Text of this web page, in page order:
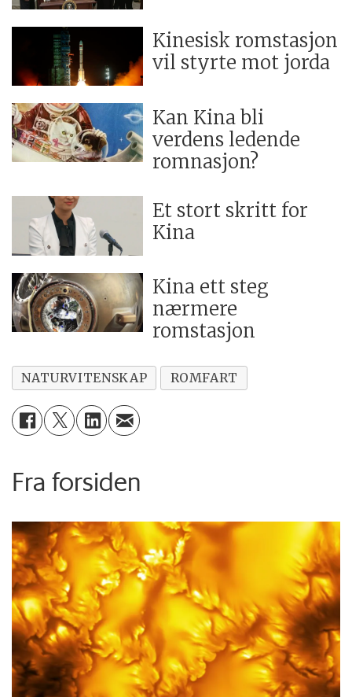
Kinesisk romstasjon
vil styrte mot jorda
Kan Kina bli
verdens ledende
romnasjon?
Et stort skritt for
Kina
Kina ett steg
nærmere
romstasjon
NATURVITENSKAP ROMFART
Fra forsiden